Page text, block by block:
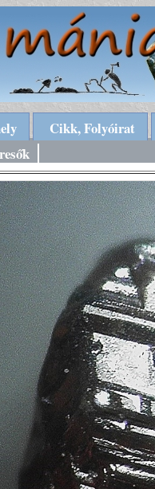
Cikk, Folyóirat